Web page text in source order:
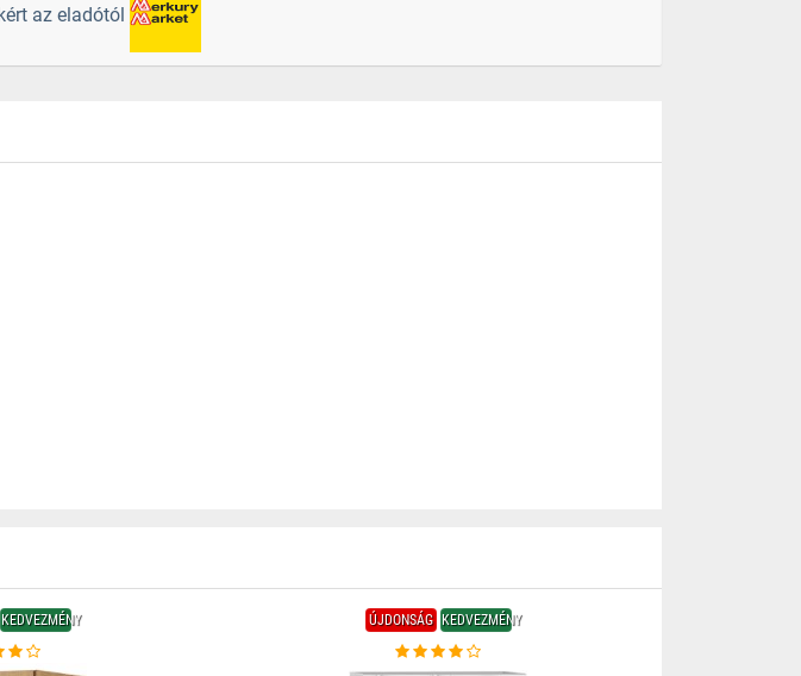
az eladótól
KEDVEZMÉNY ÚJDONSÁG KEDVEZMÉNY